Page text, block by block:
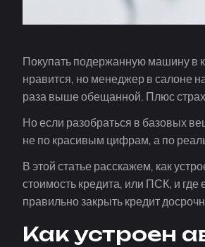
Покупать подержанную машину в
нравится, но менеджер в салоне
раза выше обещанной. Плюс
Но если разобраться в базовых
не по красивым цифрам, а по
В этой статье расскажем, как
стоимость кредита, или ПСК, и где
правильно закрыть кредит
Как устроен